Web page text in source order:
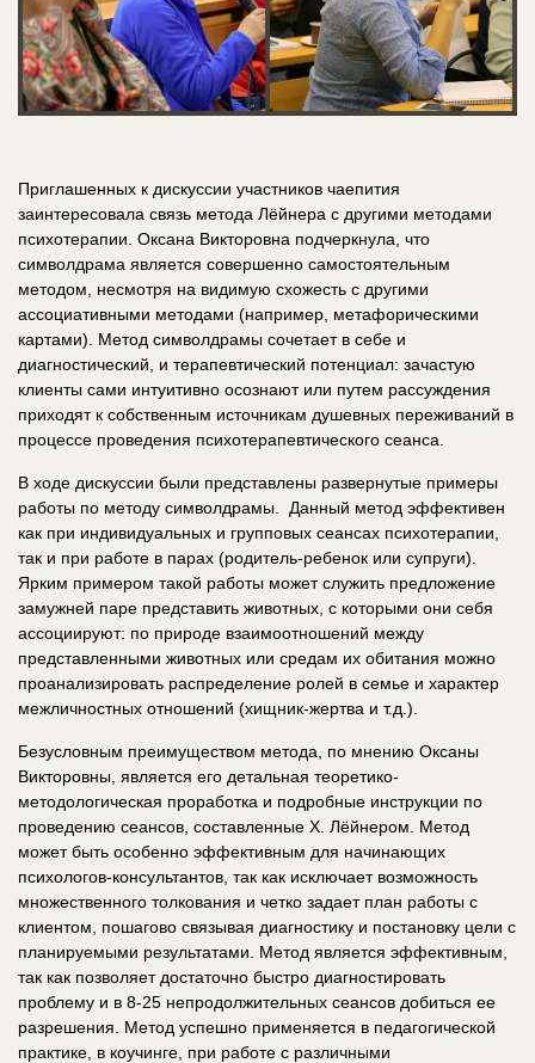
Приглашенных к дискуссии участников чаепития
заинтересовала связь метода Лёйнера с другими методами
психотерапии. Оксана Викторовна подчеркнула, что
символдрама является совершенно самостоятельным
методом, несмотря на видимую схожесть с другими
ассоциативными методами (например, метафорическими
картами). Метод символдрамы сочетает в себе и
диагностический, и терапевтический потенциал: зачастую
клиенты сами интуитивно осознают или путем рассуждения
приходят к собственным источникам душевных переживаний в
процессе проведения психотерапевтического сеанса.
В ходе дискуссии были представлены развернутые примеры
работы по методу символдрамы. Данный метод эффективен
как при индивидуальных и групповых сеансах психотерапии,
так и при работе в парах (родитель-ребенок или супруги).
Ярким примером такой работы может служить предложение
замужней паре представить животных, с которыми они себя
ассоциируют: по природе взаимоотношений между
представленными животных или средам их обитания можно
проанализировать распределение ролей в семье и характер
межличностных отношений (хищник-жертва и т.д.).
Безусловным преимуществом метода, по мнению Оксаны
Викторовны, является его детальная теоретико-
методологическая проработка и подробные инструкции по
проведению сеансов, составленные Х. Лёйнером. Метод
может быть особенно эффективным для начинающих
психологов-консультантов, так как исключает возможность
множественного толкования и четко задает план работы с
клиентом, пошагово связывая диагностику и постановку цели с
планируемыми результатами. Метод является эффективным,
так как позволяет достаточно быстро диагностировать
проблему и в 8-25 непродолжительных сеансов добиться ее
разрешения. Метод успешно применяется в педагогической
практике, в коучинге, при работе с различными